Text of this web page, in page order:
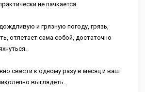
не пачкается.
и грязную погоду, грязь,
отлетает сама собой, достаточно
свести к одному разу в месяц и ваш
выглядеть.